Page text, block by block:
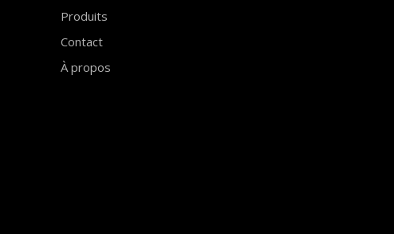
Produits
Contact
À propos